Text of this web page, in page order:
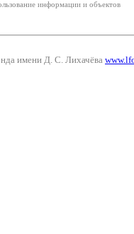
информации и объектов
имени Д. С. Лихачёва